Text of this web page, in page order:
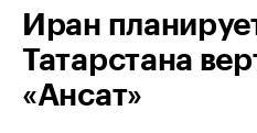
Иран
Татарстана
«Ансат»